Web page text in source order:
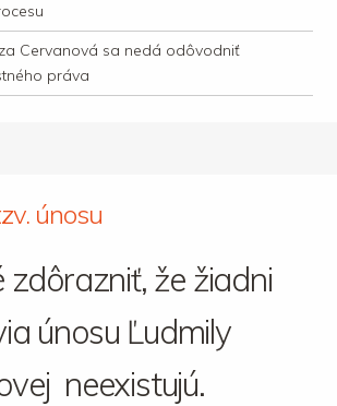
Cervanová sa nedá odôvodniť
práva
únosu
zdôrazniť, že žiadni
únosu Ľudmily
neexistujú.